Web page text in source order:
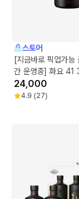
스토어
[지금바로 픽업가능
간 운영중] 화요 41
24,000
4.9 (27)